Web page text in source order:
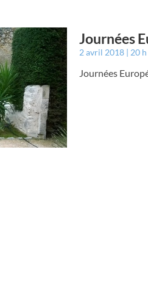
Journées
2 avril 2018 20
Journées